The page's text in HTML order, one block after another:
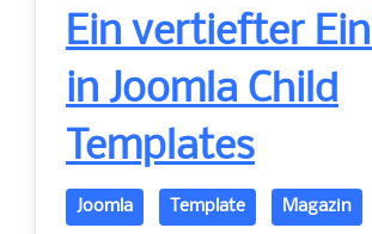
Ein vertiefter
in Joomla Child
Templates
Joomla Template Magazin